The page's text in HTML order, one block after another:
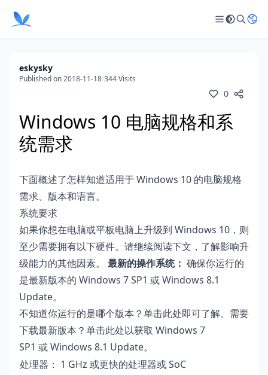
eskysky
Published on 2018-11-18/344 Visits
0
Windows 10 电脑规格和系
统需求
下面概述了怎样知道适用于 Windows 10 的电脑规格
需求、版本和语言。
系统要求
如果你想在电脑或平板电脑上升级到 Windows 10，则
至少需要拥有以下硬件。请继续阅读下文，了解影响升
级能力的其他因素。 最新的操作系统： 确保你运行的
是最新版本的 Windows 7 SP1 或 Windows 8.1
Update。
不知道你运行的是哪个版本？单击此处即可了解。需要
下载最新版本？单击此处以获取 Windows 7
SP1 或Windows 8.1 Update。
处理器： 1 GHz 或更快的处理器或 SoC